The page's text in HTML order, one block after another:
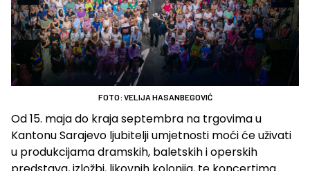
FOTO: VELIJA HASANBEGOVIĆ
Od 15. maja do kraja septembra na trgovima u
Kantonu Sarajevo ljubitelji umjetnosti moći će uživati
u produkcijama dramskih, baletskih i operskih